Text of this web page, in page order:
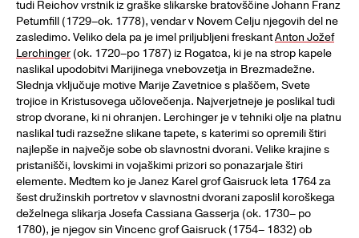
tudi Reichov vrstnik iz graške slikarske bratovščine Johann Franz
Petumfill (1729–ok. 1778), vendar v Novem Celju njegovih del ne
zasledimo. Veliko dela pa je imel priljubljeni freskantAnton Jožef
Lerchinger (ok. 1720–po 1787) iz Rogatca, ki je na strop kapele
naslikal upodobitvi Marijinega vnebovzetja in Brezmadežne.
Slednja vključuje motive Marije Zavetnice s plaščem, Svete
trojice in Kristusovega učlovečenja. Najverjetneje je poslikal tudi
strop dvorane, ki ni ohranjen. Lerchinger je v tehniki olje na platnu
naslikal tudi razsežne slikane tapete, s katerimi so opremili štiri
najlepše in največje sobe ob slavnostni dvorani. Velike krajine s
pristanišči, lovskimi in vojaškimi prizori so ponazarjale štiri
elemente. Medtem ko je Janez Karel grof Gaisruck leta 1764 za
šest družinskih portretov v slavnostni dvorani zaposlil koroškega
deželnega slikarja Josefa Cassiana Gasserja (ok. 1730– po
1780), je njegov sin Vincenc grof Gaisruck (1754– 1832) ob